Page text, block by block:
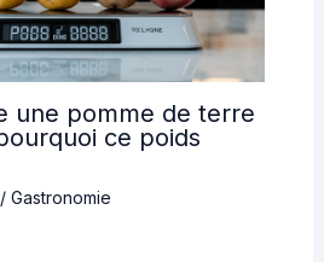
une pomme de terre
ce poids
/ Gastronomie